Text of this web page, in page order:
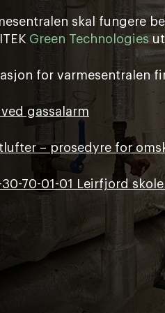
skal fungere
Green Technologies
for varmesentralen
gassalarm
– prosedyre for
70-01-01 Leirfjord skole